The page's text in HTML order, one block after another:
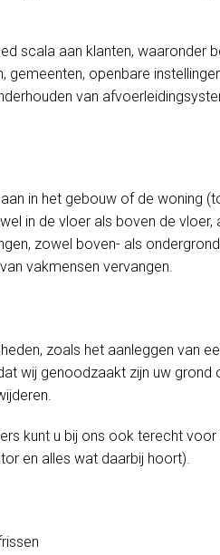
scala aan klanten, waaronder
gemeenten, openbare
van
in het gebouw of de woning
in de vloer als boven de vloer,
zowel boven- als
vakmensen vervangen.
zoals het aanleggen van
wij genoodzaakt zijn uw grond
kunt u bij ons ook terecht voor
en alles wat daarbij hoort).